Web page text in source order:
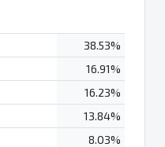
38.53%
16.91%
16.23%
13.84%
8.03%